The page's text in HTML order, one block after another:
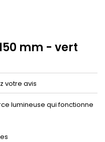
mm - vert
votre avis
lumineuse qui fonctionne